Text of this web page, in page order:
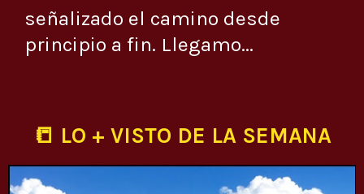
señalizado el camino desde
principio a fin. Llegamo...
📒 LO + VISTO DE LA SEMANA